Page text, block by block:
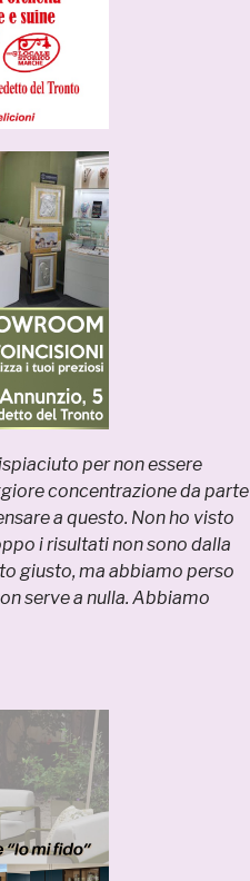
per non essere
concentrazione da parte
a questo. Non ho visto
i risultati non sono dalla
giusto, ma abbiamo perso
serve a nulla. Abbiamo